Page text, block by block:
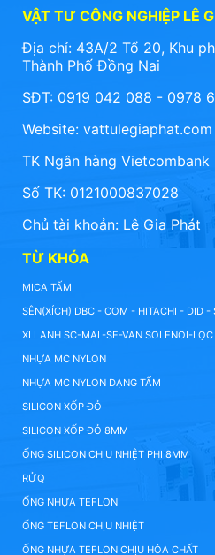
VẬT TƯ CÔNG NGHIỆP LÊ
Địa chỉ: 43A/2 Tổ 20, Khu
Thành Phố Đồng Nai
SĐT: 0919 042 088 - 0978
Website: vattulegiaphat.com
TK Ngân hàng
Số TK: 0121000837028
Chủ tài khoản: Lê Gia Phát
TỪ KHÓA
MICA TẤM
SÊN(XÍCH) DBC - COM - HITACHI - DID -
XI LANH SC-MAL-SE-VAN SOLENOI-
NHỰA MC NYLON
NHỰA MC NYLON DẠNG TẤM
SILICON XỐP ĐỎ
SILICON XỐP ĐỎ 8MM
ỐNG SILICON CHỊU NHIỆT PHI 8MM
RỬQ
ỐNG NHỰA TEFLON
ỐNG TEFLON CHỊU NHIỆT
ỐNG NHỰA TEFLON CHỊU HÓA CHẤT